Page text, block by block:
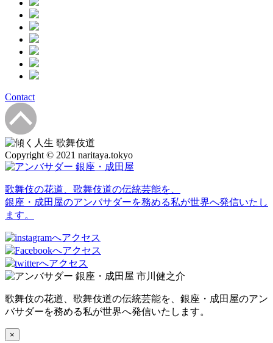
Contact
Copyright © 2021 naritaya.tokyo
歌舞伎の花道、歌舞伎道の伝統芸能を、
銀座・成田屋のアンバサダーを務める私が世界へ発信いたし
ます。
歌舞伎の花道、歌舞伎道の伝統芸能を、銀座・成田屋のアン
バサダーを務める私が世界へ発信いたします。
×